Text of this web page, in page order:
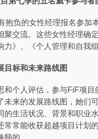
抱负的女性经理报名参加
聚交流。这些女性经理确
力》、《个人管理和自我
目标和未来路线图
和个人评估，参与FiF项目
未来的发展路线图，她们
的生活状况、背景和职业
常常能收获超越项目计划
的。